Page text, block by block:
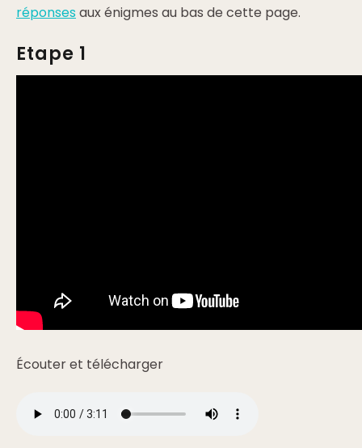
réponsesaux énigmes au bas de cette page.
Etape 1
Écouter et télécharger